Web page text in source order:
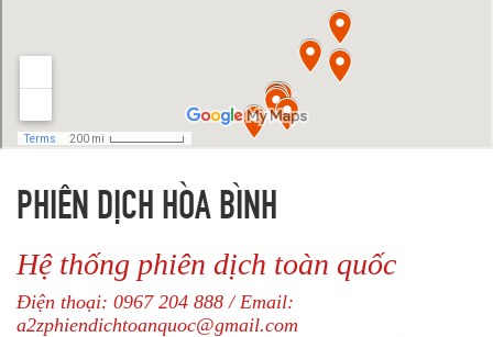
PHIÊN DỊCH HÒA BÌNH
Hệ thống phiên dịch toàn quốc
Điện thoại: 0967 204 888 / Email:
a2zphiendichtoanquoc@gmail.com